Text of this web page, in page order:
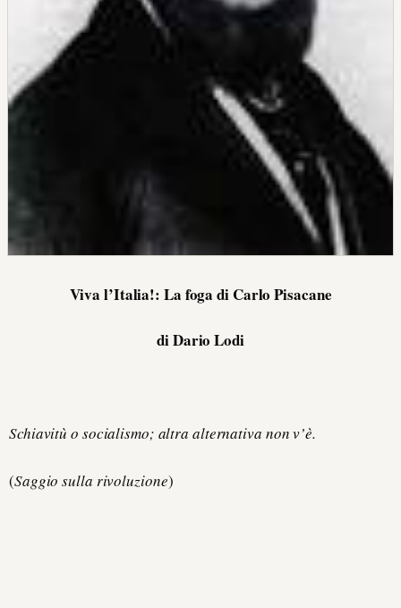
Viva l’Italia!: La foga di Carlo Pisacane
di Dario Lodi
Schiavitù o socialismo; altra alternativa non v’è.
(Saggio sulla rivoluzione)